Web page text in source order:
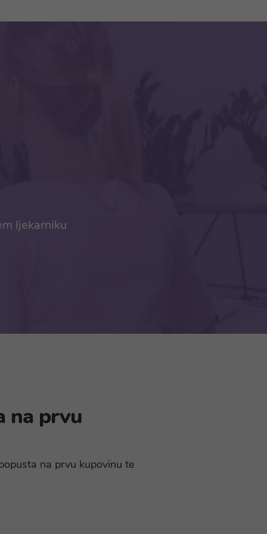
ljekarniku
na prvu
na prvu kupovinu te